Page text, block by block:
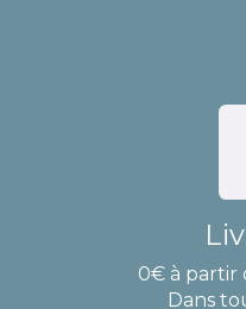
0€ à partir
Dans